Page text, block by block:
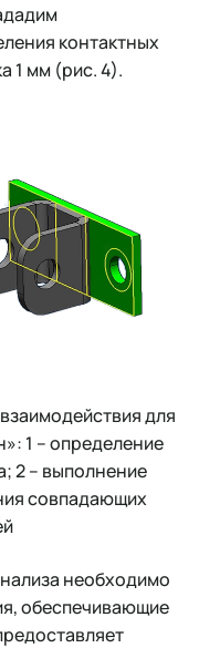
контактных
1 мм (рис. 4).
для
1 – определение
2 – выполнение
совпадающих
необходимо
обеспечивающие